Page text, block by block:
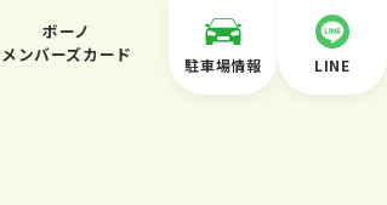
ボーノ
メンバーズカード
駐車場情報 LINE